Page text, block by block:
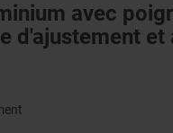
avec
d'ajustement et